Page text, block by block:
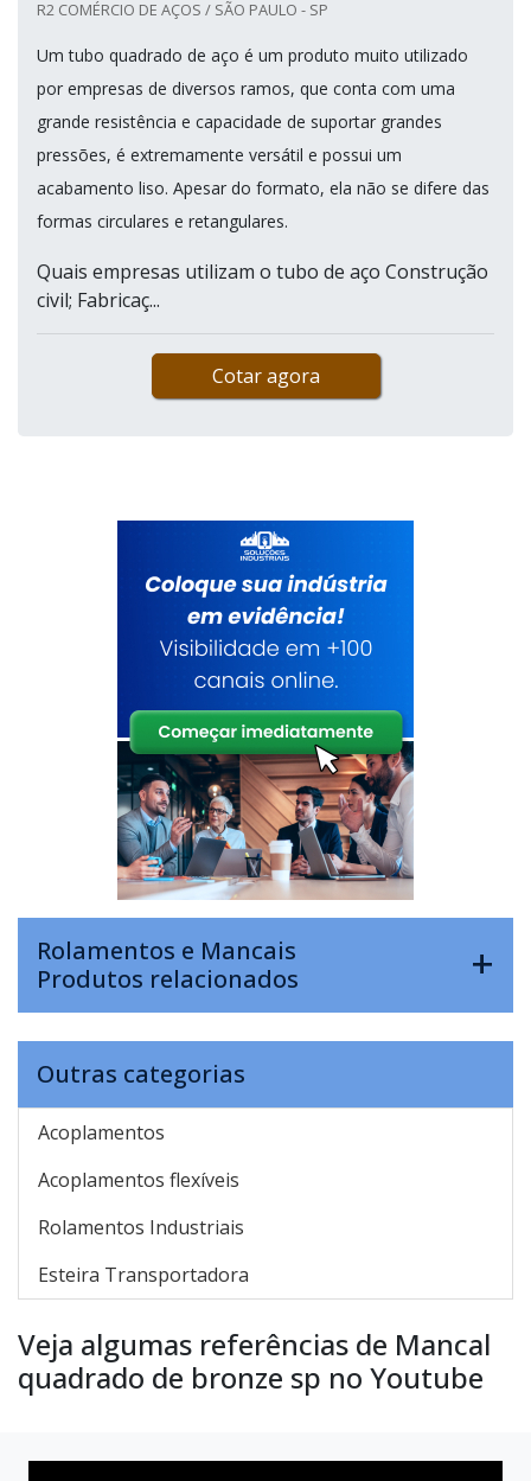
R2 COMÉRCIO DE AÇOS / SÃO PAULO - SP
Um tubo quadrado de aço é um produto muito utilizado
por empresas de diversos ramos, que conta com uma
grande resistência e capacidade de suportar grandes
pressões, é extremamente versátil e possui um
acabamento liso. Apesar do formato, ela não se difere das
formas circulares e retangulares.
Quais empresas utilizam o tubo de aço Construção
civil; Fabricaç...
Cotar agora
Rolamentos e Mancais
Produtos relacionados
Outras categorias
Acoplamentos
Acoplamentos flexíveis
Rolamentos Industriais
Esteira Transportadora
Veja algumas referências de Mancal
quadrado de bronze sp no Youtube